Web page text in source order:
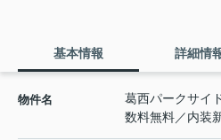
基本情報 詳細情
物件名
葛西パークサイ
数料無料／内装